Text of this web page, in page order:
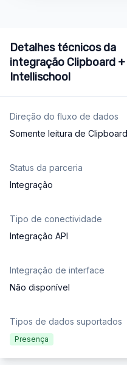
Detalhes técnicos da
integração Clipboard +
Intellischool
Direção do fluxo de dados
Somente leitura de Clipboard
Status da parceria
Integração
Tipo de conectividade
Integração API
Integração de interface
Não disponível
Tipos de dados suportados
Presença